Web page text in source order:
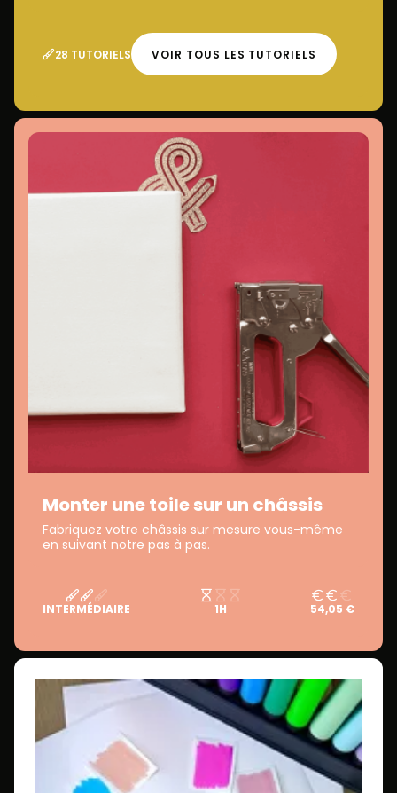
28 TUTORIELS VOIR TOUS LES TUTORIELS
Monter une toile sur un châssis
Fabriquez votre châssis sur mesure vous-même
en suivant notre pas à pas.
INTERMÉDIAIRE 1H 54,05 €